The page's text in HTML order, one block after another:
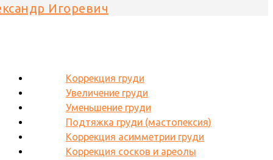
Игоревич
Коррекция груди
Увеличение груди
Уменьшение груди
Подтяжка груди (мастопексия)
Коррекция асимметрии груди
Коррекция сосков и ареолы